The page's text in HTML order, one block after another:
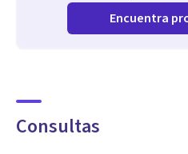
Encuentra
Consultas